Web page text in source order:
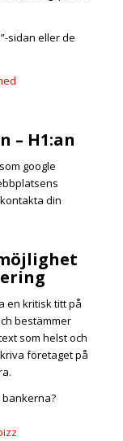
sidan eller de
– H1:an
google
din
en kritisk titt på
bestämmer
som helst och
företaget på
bankerna?